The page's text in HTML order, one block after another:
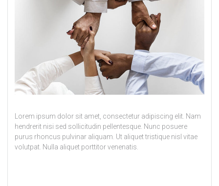
Lorem ipsum dolor sit amet, consectetur adipiscing elit. Nam
hendrerit nisi sed sollicitudin pellentesque. Nunc posuere
purus rhoncus pulvinar aliquam. Ut aliquet tristique nisl vitae
volutpat. Nulla aliquet porttitor venenatis.